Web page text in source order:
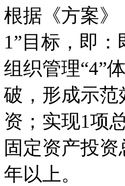
根据《方案》
1”目标，即
组织管理“4”
破，形成示范
资；实现1项
固定资产投
年以上。